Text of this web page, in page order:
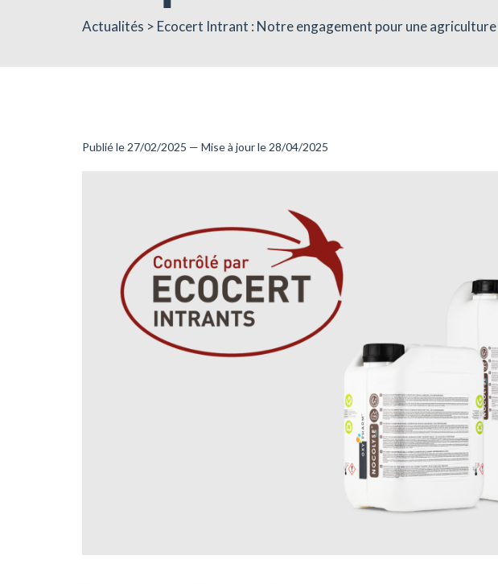
Actualités > Ecocert Intrant : Notre engagement pour une
Publié le 27/02/2025 — Mise à jour le 28/04/2025